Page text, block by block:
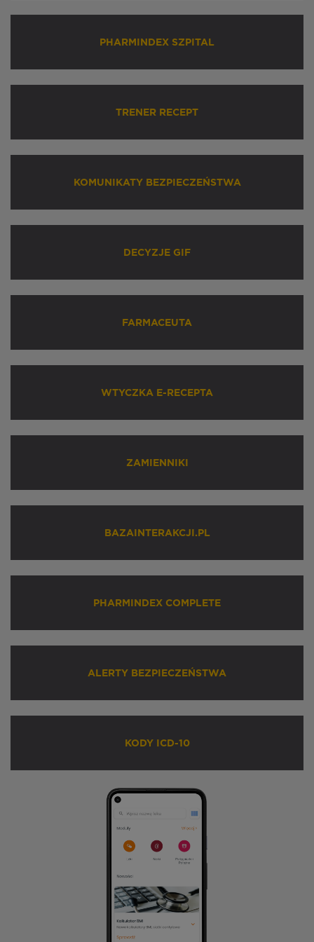
PHARMINDEX SZPITAL
TRENER RECEPT
KOMUNIKATY BEZPIECZEŃSTWA
DECYZJE GIF
FARMACEUTA
WTYCZKA E-RECEPTA
ZAMIENNIKI
BAZAINTERAKCJI.PL
PHARMINDEX COMPLETE
ALERTY BEZPIECZEŃSTWA
KODY ICD-10